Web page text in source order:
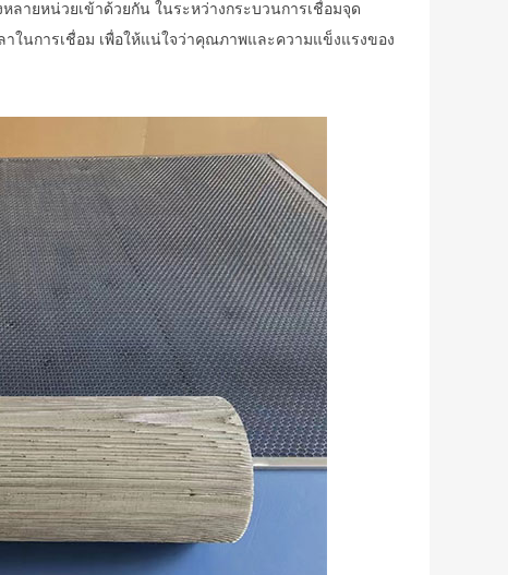
หลายหน่วยเข้าด้วยกัน ในระหว่างกระบวนการเชื่อมจุด
ในการเชื่อม เพื่อให้แน่ใจว่าคุณภาพและความแข็งแรงของ